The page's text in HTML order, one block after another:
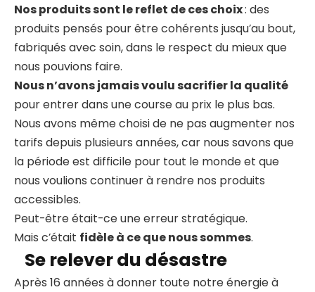
Nos produits sont le reflet de ces choix: des
produits pensés pour être cohérents jusqu’au bout,
fabriqués avec soin, dans le respect du mieux que
nous pouvions faire.
Nous n’avons jamais voulu sacrifier la qualité
pour entrer dans une course au prix le plus bas.
Nous avons même choisi de ne pas augmenter nos
tarifs depuis plusieurs années, car nous savons que
la période est difficile pour tout le monde et que
nous voulions continuer à rendre nos produits
accessibles.
Peut-être était-ce une erreur stratégique.
Mais c’était fidèle à ce que nous sommes.
Se relever du désastre
Après 16 années à donner toute notre énergie à